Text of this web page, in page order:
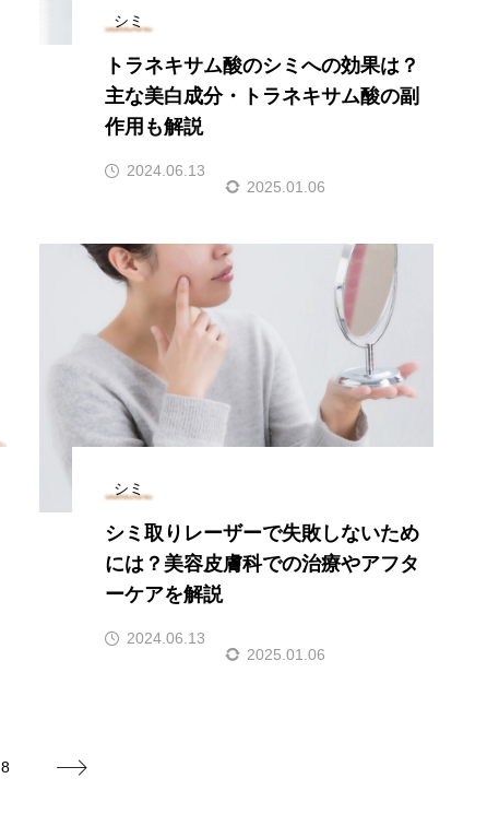
シミ
トラネキサム酸のシミへの効果は？
主な美白成分・トラネキサム酸の副
作用も解説
2024.06.13
2025.01.06
シミ
シミ取りレーザーで失敗しないため
には？美容皮膚科での治療やアフタ
ーケアを解説
2024.06.13
2025.01.06
8